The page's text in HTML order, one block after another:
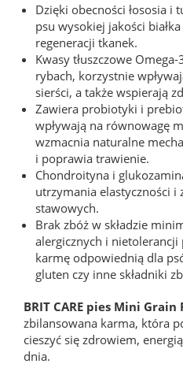
Dzięki obecności łososia i
psu wysokiej jakości
regeneracji tkanek.
Kwasy tłuszczowe
rybach, korzystnie
sierści, a także wspierają
Zawiera probiotyki i
wpływają na równowagę
wzmacnia naturalne
i poprawia trawienie.
Chondroityna i
utrzymania elastyczności i
stawowych.
Brak zbóż w składzie
alergicznych i
karmę odpowiednią dla
gluten czy inne składniki
BRIT CARE pies Mini
zbilansowana karma, która
cieszyć się zdrowiem,
dnia.